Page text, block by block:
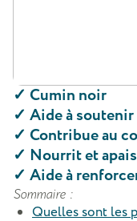
✓ Cumin noir
✓ Aide à
✓ Contribue au
✓ Nourrit et
✓ Aide à
Sommaire :
Quelles sont les